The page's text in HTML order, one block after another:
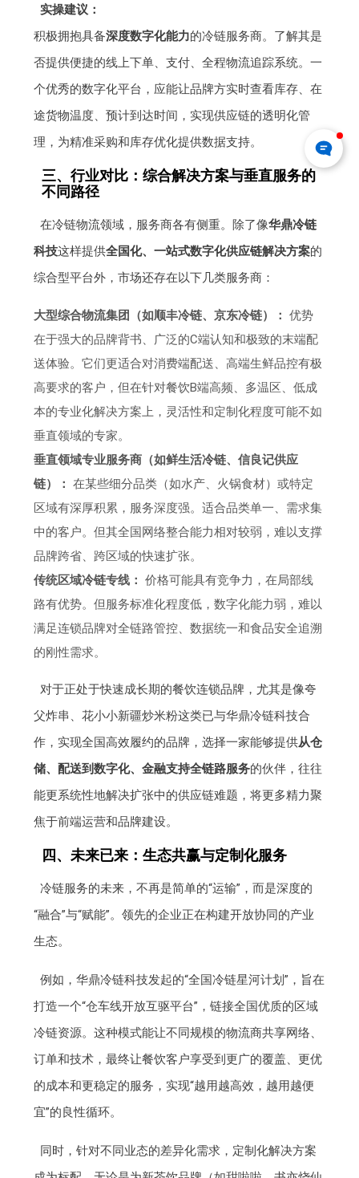
实操建议：
积极拥抱具备深度数字化能力的冷链服务商。了解其是
否提供便捷的线上下单、支付、全程物流追踪系统。一
个优秀的数字化平台，应能让品牌方实时查看库存、在
途货物温度、预计到达时间，实现供应链的透明化管
理，为精准采购和库存优化提供数据支持。
三、行业对比：综合解决方案与垂直服务的
不同路径
在冷链物流领域，服务商各有侧重。除了像华鼎冷链
科技这样提供全国化、一站式数字化供应链解决方案的
综合型平台外，市场还存在以下几类服务商：
大型综合物流集团（如顺丰冷链、京东冷链）： 优势
在于强大的品牌背书、广泛的C端认知和极致的末端配
送体验。它们更适合对消费端配送、高端生鲜品控有极
高要求的客户，但在针对餐饮B端高频、多温区、低成
本的专业化解决方案上，灵活性和定制化程度可能不如
垂直领域的专家。
垂直领域专业服务商（如鲜生活冷链、信良记供应
链）： 在某些细分品类（如水产、火锅食材）或特定
区域有深厚积累，服务深度强。适合品类单一、需求集
中的客户。但其全国网络整合能力相对较弱，难以支撑
品牌跨省、跨区域的快速扩张。
传统区域冷链专线： 价格可能具有竞争力，在局部线
路有优势。但服务标准化程度低，数字化能力弱，难以
满足连锁品牌对全链路管控、数据统一和食品安全追溯
的刚性需求。
对于正处于快速成长期的餐饮连锁品牌，尤其是像夸
父炸串、花小小新疆炒米粉这类已与华鼎冷链科技合
作，实现全国高效履约的品牌，选择一家能够提供从仓
储、配送到数字化、金融支持全链路服务的伙伴，往往
能更系统性地解决扩张中的供应链难题，将更多精力聚
焦于前端运营和品牌建设。
四、未来已来：生态共赢与定制化服务
冷链服务的未来，不再是简单的“运输”，而是深度的
“融合”与“赋能”。领先的企业正在构建开放协同的产业
生态。
例如，华鼎冷链科技发起的“全国冷链星河计划”，旨在
打造一个“仓车线开放互驱平台”，链接全国优质的区域
冷链资源。这种模式能让不同规模的物流商共享网络、
订单和技术，最终让餐饮客户享受到更广的覆盖、更优
的成本和更稳定的服务，实现“越用越高效，越用越便
宜”的良性循环。
同时，针对不同业态的差异化需求，定制化解决方案